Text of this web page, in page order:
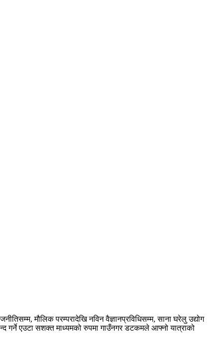
मौलिक परम्परादेखि नविन वैज्ञानप्रविधिसम्म, साना घरेलु उद्योग
गर्ने एउटा सशक्त माध्यमको रुपमा गाउँनगर डटकमले आफ्नो यात्राको